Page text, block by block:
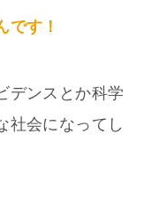
です！
デンスとか科学
社会になってし